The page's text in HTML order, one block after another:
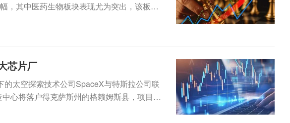
，其中医药生物板块表现尤为突出，该板块
芯片厂
太空探索技术公司SpaceX与特斯拉公司联
心将落户得克萨斯州的格赖姆斯县，项目首